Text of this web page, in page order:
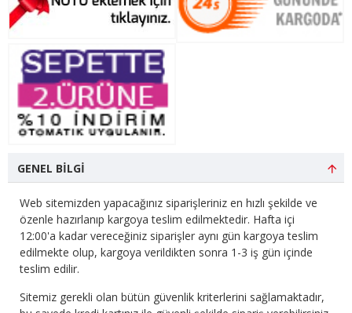
GENEL BILGI
Web sitemizden yapacağınız siparişleriniz en hızlı şekilde ve
özenle hazırlanıp kargoya teslim edilmektedir. Hafta içi
12:00'a kadar vereceğiniz siparişler aynı gün kargoya teslim
edilmekte olup, kargoya verildikten sonra 1-3 iş gün içinde
teslim edilir.
Sitemiz gerekli olan bütün güvenlik kriterlerini sağlamaktadır,